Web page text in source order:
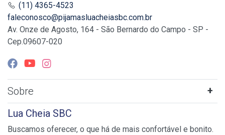
(11) 4365-4523
faleconosco@pijamasluacheiasbc.com.br
Av. Onze de Agosto, 164 - São Bernardo do Campo - SP -
Cep.09607-020
Sobre
Lua Cheia SBC
Buscamos oferecer, o que há de mais confortável e bonito.